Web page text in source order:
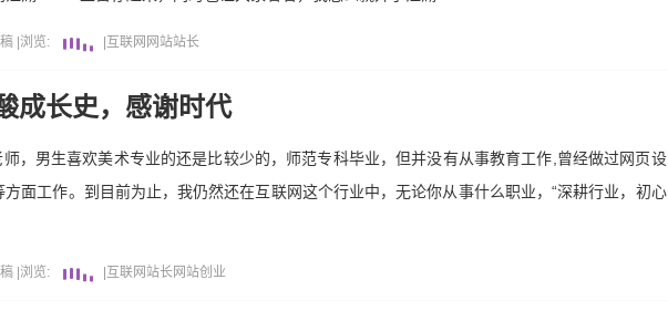
浏览: 互联网 网站站长
成长史，感谢时代
，男生喜欢美术专业的还是比较少的，师范专科毕业，但并没有从事教育工作,曾经做过网页设
面工作。到目前为止，我仍然还在互联网这个行业中，无论你从事什么职业，“深耕行业，初心
浏览: 互联网站长网站创业